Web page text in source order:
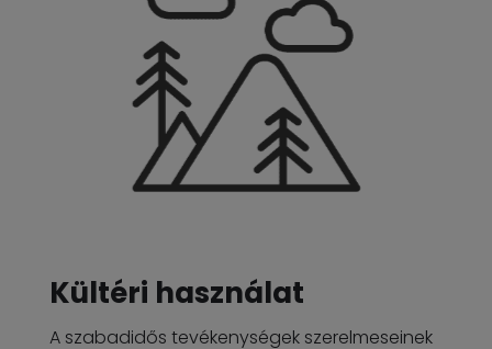
Kültéri használat
A szabadidős tevékenységek szerelmeseinek